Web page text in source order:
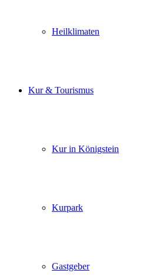
Heilklimaten
Kur & Tourismus
Kur in Königstein
Kurpark
Gastgeber